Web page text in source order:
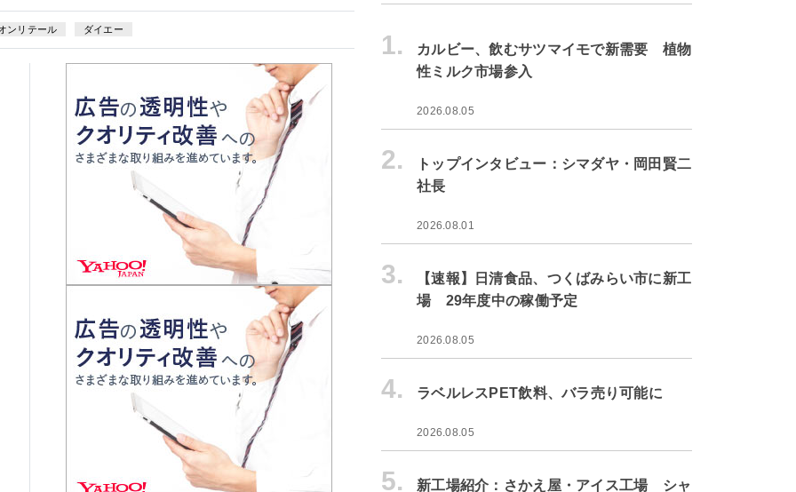
ンリテール ダイエー
1.
カルビー、飲むサツマイモで新需要 植物
性ミルク市場参入
2026.08.05
2.
トップインタビュー：シマダヤ・岡田賢二
社長
2026.08.01
3.
【速報】日清食品、つくばみらい市に新工
場 29年度中の稼働予定
2026.08.05
4. ラベルレスPET飲料、バラ売り可能に
2026.08.05
5.
新工場紹介：さかえ屋・アイス工場 シャ